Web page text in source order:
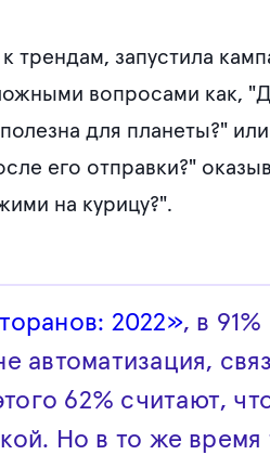
трендам, запустила
вопросами как,
для планеты?"
его отправки?"
на курицу?".
2022», в
автоматизация,
62% считают,
Но в то же время